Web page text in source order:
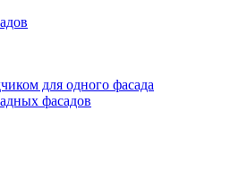
для одного фасада
фасадов